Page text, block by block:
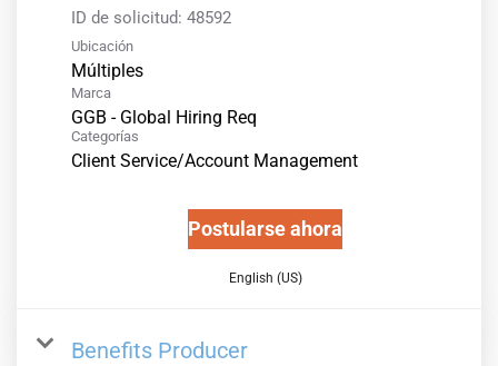
ID de solicitud: 48592
Ubicación
Múltiples
Marca
GGB - Global Hiring Req
Categorías
Client Service/Account Management
Postularse ahora
English (US)
Benefits Producer